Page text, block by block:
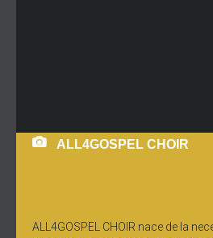
ALL4GOSPEL CHOIR
ALL4GOSPEL CHOIR nace de la